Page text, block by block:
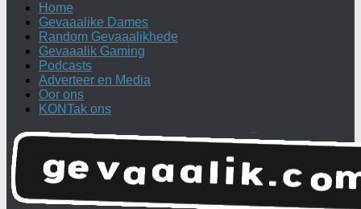
Home
Gevaaalike Dames
Random Gevaaalikhede
Gevaaalik Gaming
Podcasts
Adverteer en Media
Oor ons
KONTak ons